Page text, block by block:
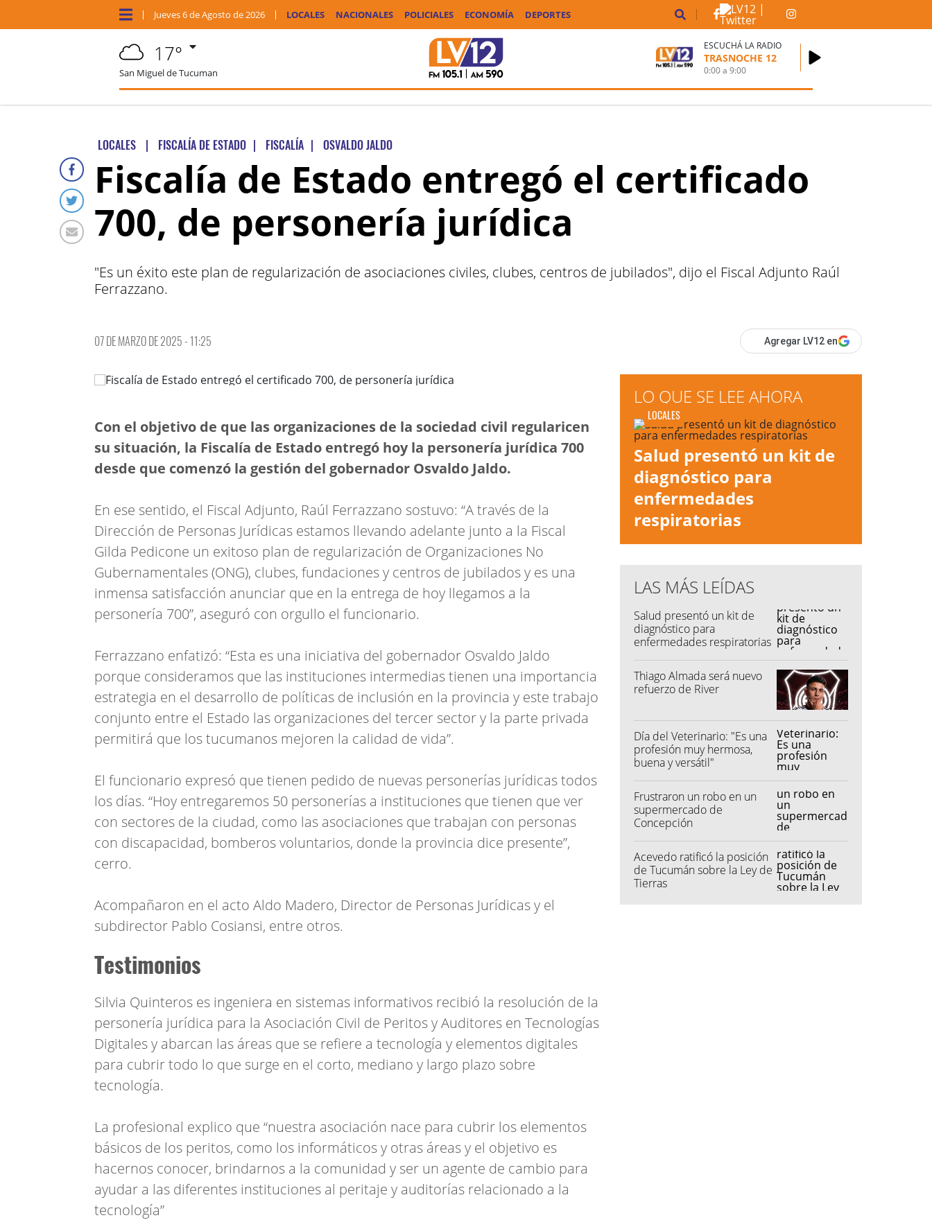
Jueves6 deAgosto de 2026 LOCALES NACIONALES POLICIALES ECONOMÍA DEPORTES
17°
San Miguel de Tucuman
ESCUCHÁ LA RADIO
TRASNOCHE 12
0:00a9:00
LOCALES | FISCALÍA DE ESTADO | FISCALÍA | OSVALDO JALDO
Fiscalía de Estado entregó el certificado
700, de personería jurídica
"Es un éxito este plan de regularización de asociaciones civiles, clubes, centros de jubilados", dijo el Fiscal Adjunto Raúl
Ferrazzano.
07 DE MARZO DE 2025 - 11:25 Agregar LV12 en
Con el objetivo de que las organizaciones de la sociedad civil regularicen
su situación, la Fiscalía de Estado entregó hoy la personería jurídica 700
desde que comenzó la gestión del gobernador Osvaldo Jaldo.
En ese sentido, el Fiscal Adjunto, Raúl Ferrazzano sostuvo: “A través de la
Dirección de Personas Jurídicas estamos llevando adelante junto a la Fiscal
Gilda Pedicone un exitoso plan de regularización de Organizaciones No
Gubernamentales (ONG), clubes, fundaciones y centros de jubilados y es una
inmensa satisfacción anunciar que en la entrega de hoy llegamos a la
personería 700”, aseguró con orgullo el funcionario.
Ferrazzano enfatizó: “Esta es una iniciativa del gobernador Osvaldo Jaldo
porque consideramos que las instituciones intermedias tienen una importancia
estrategia en el desarrollo de políticas de inclusión en la provincia y este trabajo
conjunto entre el Estado las organizaciones del tercer sector y la parte privada
permitirá que los tucumanos mejoren la calidad de vida”.
El funcionario expresó que tienen pedido de nuevas personerías jurídicas todos
los días. “Hoy entregaremos 50 personerías a instituciones que tienen que ver
con sectores de la ciudad, como las asociaciones que trabajan con personas
con discapacidad, bomberos voluntarios, donde la provincia dice presente”,
cerro.
Acompañaron en el acto Aldo Madero, Director de Personas Jurídicas y el
subdirector Pablo Cosiansi, entre otros.
Testimonios
Silvia Quinteros es ingeniera en sistemas informativos recibió la resolución de la
personería jurídica para la Asociación Civil de Peritos y Auditores en Tecnologías
Digitales y abarcan las áreas que se refiere a tecnología y elementos digitales
para cubrir todo lo que surge en el corto, mediano y largo plazo sobre
tecnología.
La profesional explico que “nuestra asociación nace para cubrir los elementos
básicos de los peritos, como los informáticos y otras áreas y el objetivo es
hacernos conocer, brindarnos a la comunidad y ser un agente de cambio para
ayudar a las diferentes instituciones al peritaje y auditorías relacionado a la
tecnología”
LO QUE SE LEE AHORA
LOCALES
Salud presentó un kit de
diagnóstico para
enfermedades
respiratorias
LAS MÁS LEÍDAS
Salud presentó un kit de
diagnóstico para
enfermedades respiratorias
Thiago Almada será nuevo
refuerzo de River
Día del Veterinario: "Es una
profesión muy hermosa,
buena y versátil"
Frustraron un robo en un
supermercado de
Concepción
Acevedo ratificó la posición
de Tucumán sobre la Ley de
Tierras